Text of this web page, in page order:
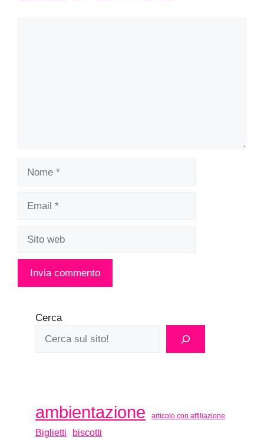
Cerca
ambientazione articolo con affiliazione
Biglietti biscotti